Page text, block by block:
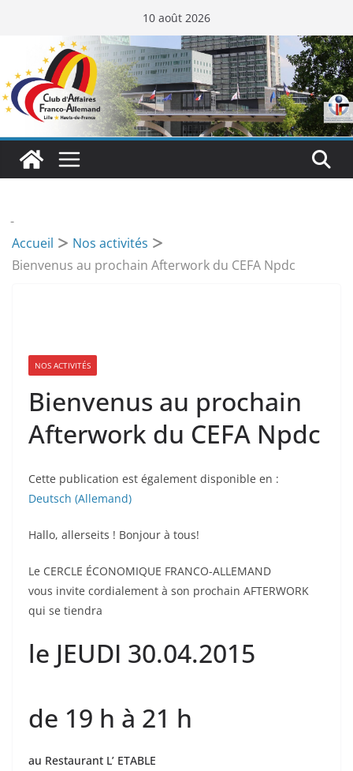
contenu
10 août 2026
-
Accueil
Nos activités
Bienvenus au prochain Afterwork du CEFA Npdc
NOS ACTIVITÉS
Bienvenus au prochain
Afterwork du CEFA Npdc
Cette publication est également disponible en :
Deutsch (Allemand)
Hallo, allerseits ! Bonjour à tous!
Le CERCLE ÉCONOMIQUE FRANCO-ALLEMAND
vous invite cordialement à son prochain AFTERWORK
qui se tiendra
le JEUDI 30.04.2015
de 19 h à 21 h
au Restaurant L’ ETABLE